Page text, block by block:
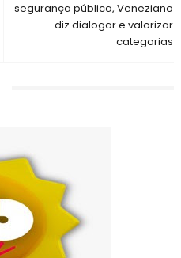
segurança pública, Veneziano
diz dialogar e valorizar
categorias